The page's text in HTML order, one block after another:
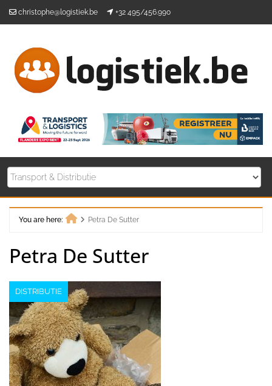
christophe@logistiek.be +32 495/456.990
You are here:
Petra De Sutter
Petra De Sutter
DISTRIBUTIE